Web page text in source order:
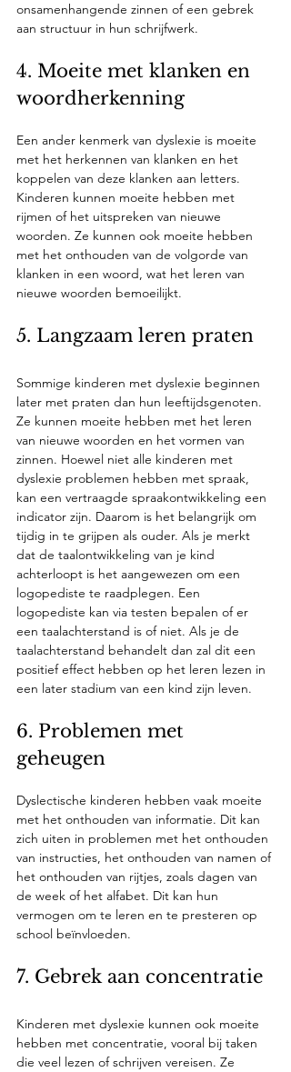
onsamenhangende zinnen of een gebrek
aan structuur in hun schrijfwerk.
4. Moeite met klanken en
woordherkenning
Een ander kenmerk van dyslexie is moeite
met het herkennen van klanken en het
koppelen van deze klanken aan letters.
Kinderen kunnen moeite hebben met
rijmen of het uitspreken van nieuwe
woorden. Ze kunnen ook moeite hebben
met het onthouden van de volgorde van
klanken in een woord, wat het leren van
nieuwe woorden bemoeilijkt.
5. Langzaam leren praten
Sommige kinderen met dyslexie beginnen
later met praten dan hun leeftijdsgenoten.
Ze kunnen moeite hebben met het leren
van nieuwe woorden en het vormen van
zinnen. Hoewel niet alle kinderen met
dyslexie problemen hebben met spraak,
kan een vertraagde spraakontwikkeling een
indicator zijn. Daarom is het belangrijk om
tijdig in te grijpen als ouder. Als je merkt
dat de taalontwikkeling van je kind
achterloopt is het aangewezen om een
logopediste te raadplegen. Een
logopediste kan via testen bepalen of er
een taalachterstand is of niet. Als je de
taalachterstand behandelt dan zal dit een
positief effect hebben op het leren lezen in
een later stadium van een kind zijn leven.
6. Problemen met
geheugen
Dyslectische kinderen hebben vaak moeite
met het onthouden van informatie. Dit kan
zich uiten in problemen met het onthouden
van instructies, het onthouden van namen of
het onthouden van rijtjes, zoals dagen van
de week of het alfabet. Dit kan hun
vermogen om te leren en te presteren op
school beïnvloeden.
7. Gebrek aan concentratie
Kinderen met dyslexie kunnen ook moeite
hebben met concentratie, vooral bij taken
die veel lezen of schrijven vereisen. Ze